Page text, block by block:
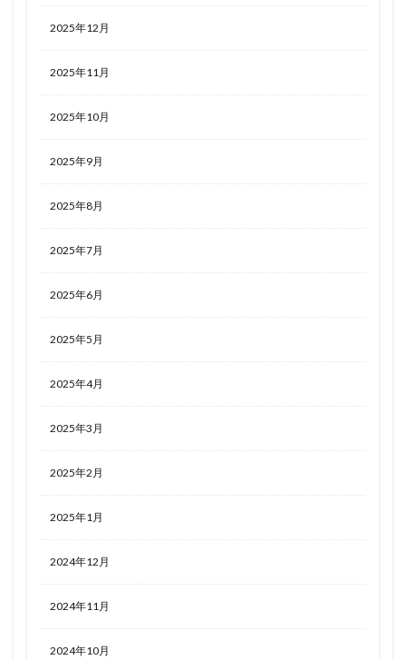
2025年12月
2025年11月
2025年10月
2025年9月
2025年8月
2025年7月
2025年6月
2025年5月
2025年4月
2025年3月
2025年2月
2025年1月
2024年12月
2024年11月
2024年10月